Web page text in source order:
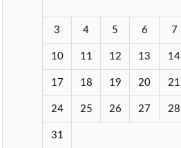
3 4 5 6 7
10 11 12 13 14
17 18 19 20 21
24 25 26 27 28
31